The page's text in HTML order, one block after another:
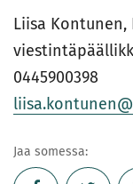
Liisa Kontunen,
0445900398
Jaa somessa: